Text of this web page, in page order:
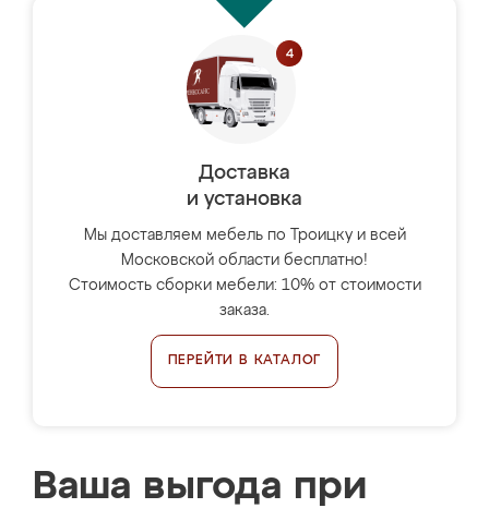
Доставка
и установка
Мы доставляем мебель по Троицку и всей
Московской области бесплатно!
Стоимость сборки мебели: 10% от стоимости
заказа.
ПЕРЕЙТИ В КАТАЛОГ
Ваша выгода при